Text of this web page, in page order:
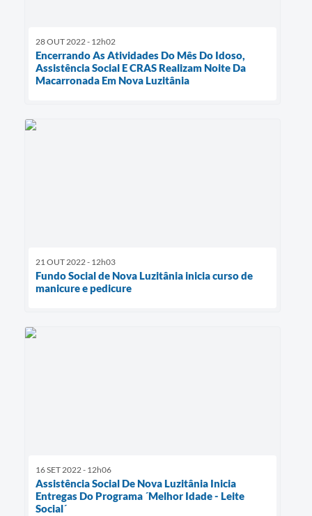
28 OUT 2022 - 12h02
Encerrando As Atividades Do Mês Do Idoso,
Assistência Social E CRAS Realizam Noite Da
Macarronada Em Nova Luzitânia
21 OUT 2022 - 12h03
Fundo Social de Nova Luzitânia inicia curso de
manicure e pedicure
16 SET 2022 - 12h06
Assistência Social De Nova Luzitânia Inicia
Entregas Do Programa ´Melhor Idade - Leite
Social´